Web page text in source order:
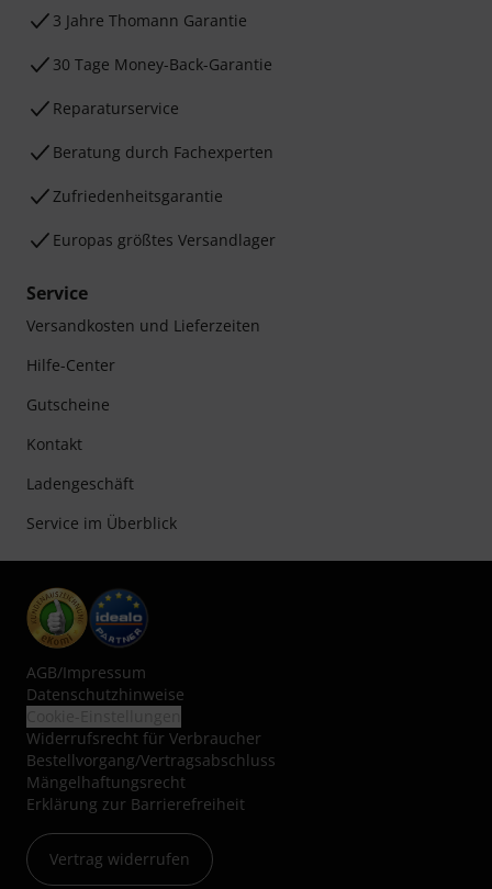
3 Jahre Thomann Garantie
30 Tage Money-Back-Garantie
Reparaturservice
Beratung durch Fachexperten
Zufriedenheitsgarantie
Europas größtes Versandlager
Service
Versandkosten und Lieferzeiten
Hilfe-Center
Gutscheine
Kontakt
Ladengeschäft
Service im Überblick
AGB/Impressum
Datenschutzhinweise
Widerrufsrecht für Verbraucher
Bestellvorgang/Vertragsabschluss
Mängelhaftungsrecht
Erklärung zur Barrierefreiheit
Vertrag widerrufen